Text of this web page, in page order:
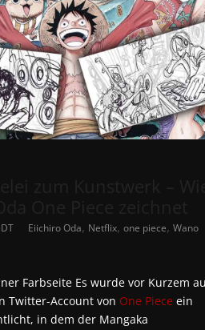
DT Eiichiro Oda, Netflix, one piece, Wano
Farbseite Es wurde vor Kurzem
Twitter-Account von One Piece ein
in dem der Mangaka